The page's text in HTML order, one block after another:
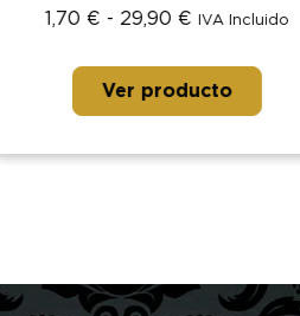
1,70€ - 29,90€ IVA Incluido
Ver producto